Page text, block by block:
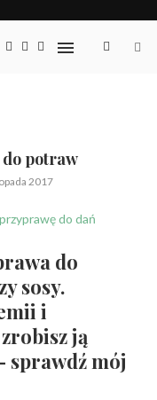
potraw
2017
do
sosy.
i
ją
sprawdź mój